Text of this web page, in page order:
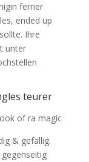
ferner
ended up
Ihre
unter
teurer
& gefällig.